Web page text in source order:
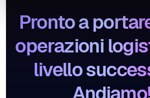
Pronto a
operazioni
livello